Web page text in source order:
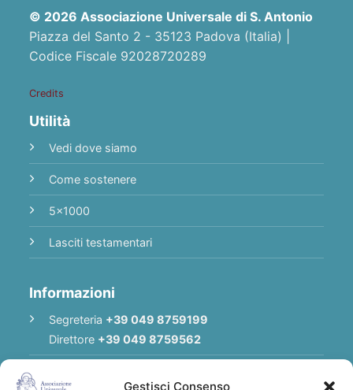
Gestisci Consenso
© 2026 Associazione Universale di S. Antonio
Piazza del Santo 2 - 35123 Padova (Italia) |
Codice Fiscale 92028720289
Credits
Utilità
Vedi dove siamo
Come sostenere
5x1000
Lasciti testamentari
Informazioni
Segreteria +39 049 8759199
Direttore +39 049 8759562